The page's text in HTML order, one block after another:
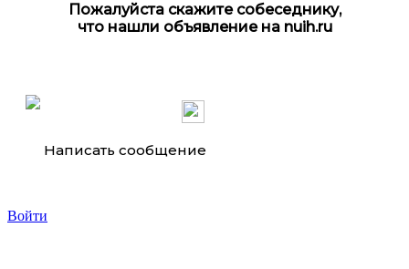
Пожалуйста скажите собеседнику,
что нашли объявление на nuih.ru
Написать сообщение
Войти